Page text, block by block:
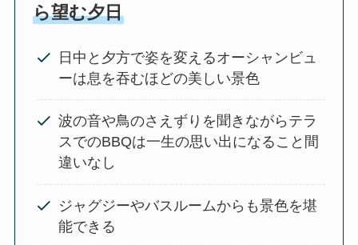
ら望む夕日
日中と夕方で姿を変えるオーシャンビュ
ーは息を吞むほどの美しい景色
波の音や鳥のさえずりを聞きながらテラ
スでのBBQは一生の思い出になること間
違いなし
ジャグジーやバスルームからも景色を堪
能できる